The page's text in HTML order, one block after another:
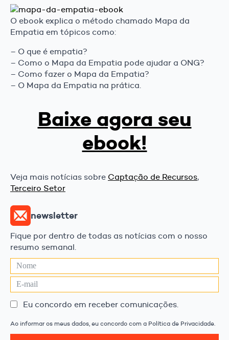
O ebook explica o método chamado Mapa da
Empatia em tópicos como:
– O que é empatia?
– Como o Mapa da Empatia pode ajudar a ONG?
– Como fazer o Mapa da Empatia?
– O Mapa da Empatia na prática.
Baixe agora seu
ebook!
Veja mais notícias sobre Captação de Recursos,
Terceiro Setor
newsletter
Fique por dentro de todas as notícias com o nosso
resumo semanal.
Eu concordo em receber comunicações.
Ao informar os meus dados, eu concordo com a Política de Privacidade.